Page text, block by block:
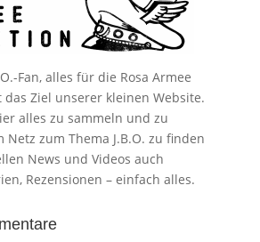
Fan, alles für die Rosa Armee
das Ziel unserer kleinen Website.
alles zu sammeln und zu
Netz zum Thema J.B.O. zu finden
News und Videos auch
Rezensionen – einfach alles.